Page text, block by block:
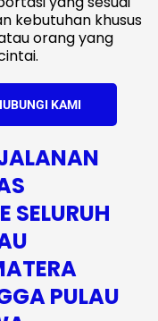
kebutuhan khusus
orang yang
KAMI
SELURUH
PULAU